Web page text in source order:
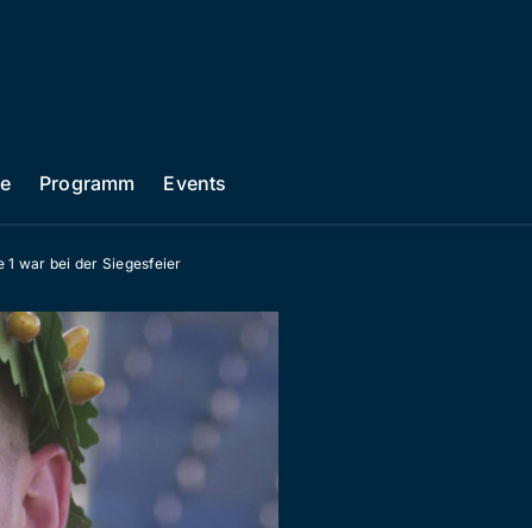
Programm Events
1 war bei der Siegesfeier